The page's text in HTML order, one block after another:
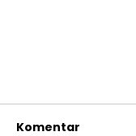
Komentar